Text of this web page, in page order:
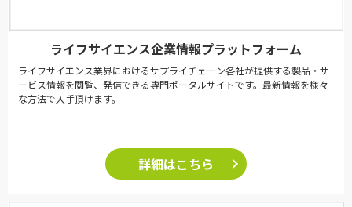
ライフサイエンス企業情報プラットフォーム
ライフサイエンス業界におけるサプライチェーン各社が提供する製品・サ
ービス情報を閲覧、発信できる専門ポータルサイトです。最新情報を様々
な方法で入手頂けます。
詳細はこちら